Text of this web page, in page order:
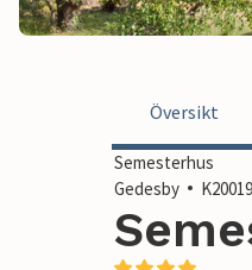
Översikt
Semesterhus
Gedesby
K20019